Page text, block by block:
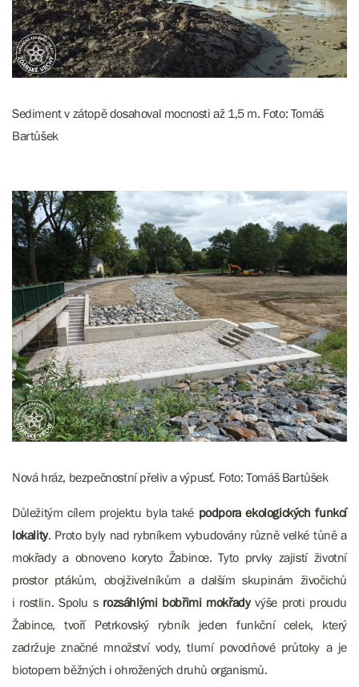
Sediment v zátopě dosahoval mocnosti až 1,5 m. Foto: Tomáš
Bartůšek
Nová hráz, bezpečnostní přeliv a výpusť. Foto: Tomáš Bartůšek
Důležitým cílem projektu byla také podpora ekologických funkcí
lokality. Proto byly nad rybníkem vybudovány různě velké tůně a
mokřady a obnoveno koryto Žabince. Tyto prvky zajistí životní
prostor ptákům, obojživelníkům a dalším skupinám živočichů
i rostlin. Spolu s rozsáhlými bobřimi mokřadyvýše proti proudu
Žabince, tvoří Petrkovský rybník jeden funkční celek, který
zadržuje značné množství vody, tlumí povodňové průtoky a je
biotopem běžných i ohrožených druhů organismů.